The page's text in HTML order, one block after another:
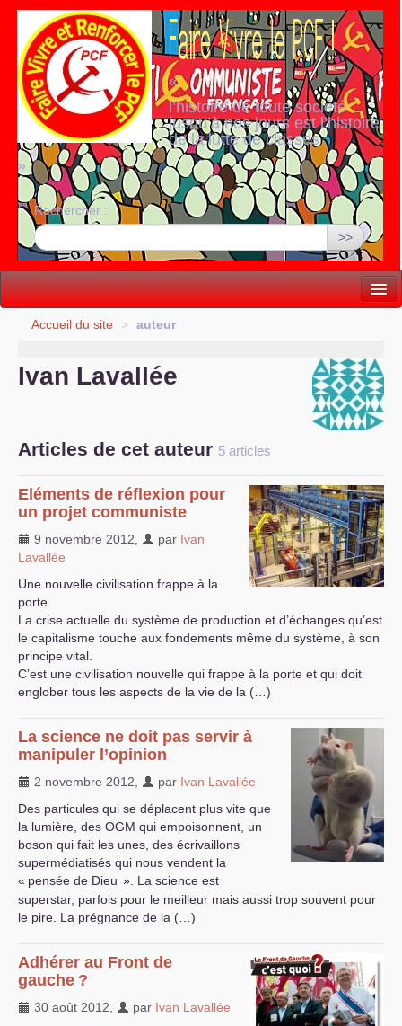
«
l’histoire de toute société
jusqu’à nos jours est l’histoire
de la lutte de classes
»
Rechercher :
>>
Vie politique
Vie du site
Accueil du site > auteur
Ivan Lavallée
Articles de cet auteur 5 articles
Eléments de réflexion pour
un projet communiste
9 novembre 2012 par Ivan
Lavallée
Une nouvelle civilisation frappe à la
porte
La crise actuelle du système de production et d’échanges qu’est
le capitalisme touche aux fondements même du système, à son
principe vital.
C’est une civilisation nouvelle qui frappe à la porte et qui doit
englober tous les aspects de la vie de la (…)
La science ne doit pas servir à
manipuler l’opinion
2 novembre 2012 par Ivan Lavallée
Des particules qui se déplacent plus vite que
la lumière, des OGM qui empoisonnent, un
boson qui fait les unes, des écrivaillons
supermédiatisés qui nous vendent la
« pensée de Dieu ». La science est
superstar, parfois pour le meilleur mais aussi trop souvent pour
le pire. La prégnance de la (…)
Adhérer au Front de
gauche ?
30 août 2012 par Ivan Lavallée